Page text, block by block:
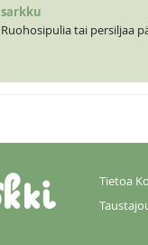
sarkku
Ruohosipulia tai persiljaa
Tietoa